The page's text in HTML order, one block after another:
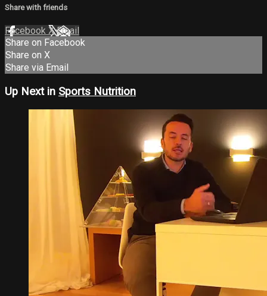
Share with friends
Facebook XEmail
Share on Facebook
Share on X
Share via Email
Up Next in Sports Nutrition